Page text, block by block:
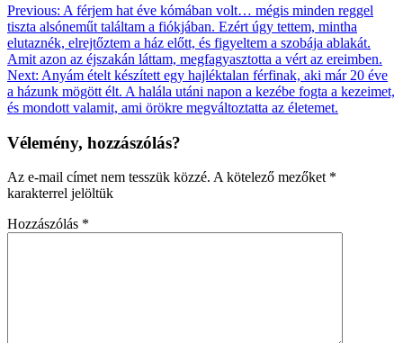
Bejegyzés
navigáció
Previous: A férjem hat éve kómában volt… mégis minden reggel
tiszta alsóneműt találtam a fiókjában. Ezért úgy tettem, mintha
elutaznék, elrejtőztem a ház előtt, és figyeltem a szobája ablakát.
Amit azon az éjszakán láttam, megfagyasztotta a vért az ereimben.
Next: Anyám ételt készített egy hajléktalan férfinak, aki már 20 éve
a házunk mögött élt. A halála utáni napon a kezébe fogta a kezeimet,
és mondott valamit, ami örökre megváltoztatta az életemet.
Vélemény, hozzászólás?
Az e-mail címet nem tesszük közzé. A kötelező mezőket *
karakterrel jelöltük
Hozzászólás *